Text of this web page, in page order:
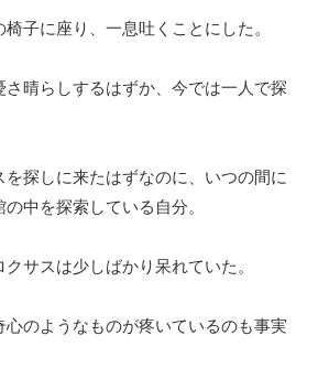
子に座り、一息吐くことにした。
さ晴らしするはずか、今では一人で探
を探しに来たはずなのに、いつの間に
中を探索している自分。
サスは少しばかり呆れていた。
心のようなものが疼いているのも事実